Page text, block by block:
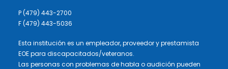
P (479) 443-2700
F (479) 443-5036
Esta institución es un empleador, proveedor y prestamista
EOE para discapacitados/veteranos.
Las personas con problemas de habla o audición pueden